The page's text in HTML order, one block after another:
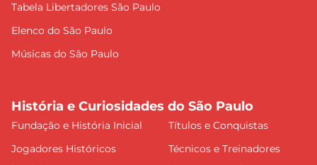
Tabela Libertadores São Paulo
Elenco do São Paulo
Músicas do São Paulo
História e Curiosidades do São Paulo
Fundação e História Inicial
Títulos e Conquistas
Jogadores Históricos
Técnicos e Treinadores